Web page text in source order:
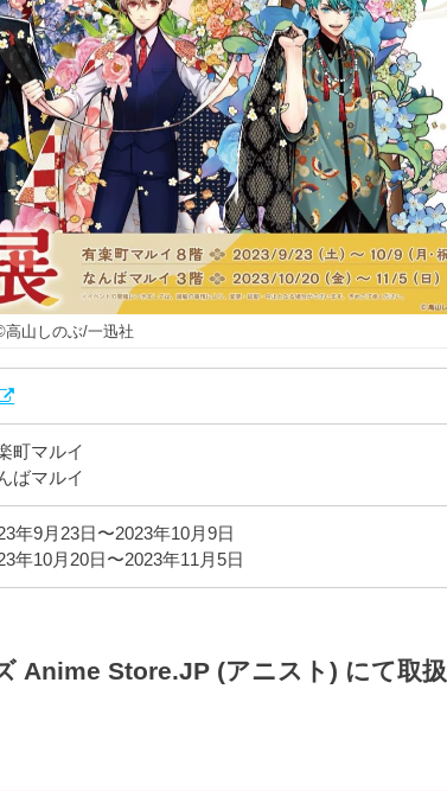
高山しのぶ/一迅社
町マルイ
ばマルイ
年9月23日〜2023年10月9日
年10月20日〜2023年11月5日
Anime Store.JP (アニスト) にて取扱